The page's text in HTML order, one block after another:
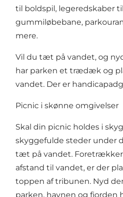
til boldspil, legeredskaber
gummiløbebane,
mere.
Vil du tæt på vandet, og
har parken et trædæk og
vandet. Der er
Picnic i skønne omgivelser
Skal din picnic holdes i
skyggefulde steder under
tæt på vandet.
afstand til vandet, er der
toppen af tribunen. Nyd
parken, havnen og fjorden